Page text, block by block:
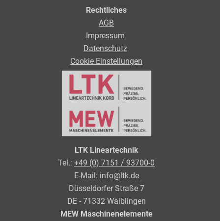
Rechtliches
AGB
Impressum
Datenschutz
Cookie Einstellungen
LTK Lineartechnik
Tel.: +49 (0) 7151 / 93700-0
E-Mail: info@ltk.de
Düsseldorfer Straße 7
DE - 71332 Waiblingen
MEW Maschinenelemente